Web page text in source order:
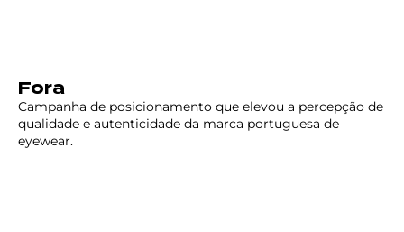
Fora
Campanha de posicionamento que elevou a percepção de
qualidade e autenticidade da marca portuguesa de
eyewear.